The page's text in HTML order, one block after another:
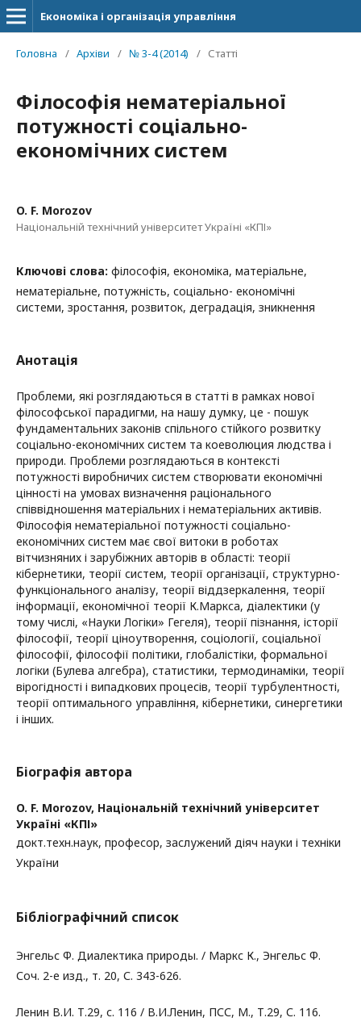
Економіка і організація управління
Головна / Архіви / № 3-4 (2014) / Статті
Філософія нематеріальної
потужності соціально-
економічних систем
O. F. Morozov
Національній технічний університет Україні «КПІ»
Ключові слова: філософія, економіка, матеріальне,
нематеріальне, потужність, соціально- економічні
системи, зростання, розвиток, деградація, зникнення
Анотація
Проблеми, які розглядаються в статті в рамках нової
філософської парадигми, на нашу думку, це - пошук
фундаментальних законів спільного стійкого розвитку
соціально-економічних систем та коеволюция людства і
природи. Проблеми розглядаються в контексті
потужності виробничих систем створювати економічні
цінності на умовах визначення раціонального
співвідношення матеріальних і нематеріальних активів.
Філософія нематеріальної потужності соціально-
економічних систем має свої витоки в роботах
вітчизняних і зарубіжних авторів в області: теорії
кібернетики, теорії систем, теорії організації, структурно-
функціонального аналізу, теорії віддзеркалення, теорії
інформації, економічної теорії К.Маркса, діалектики (у
тому числі, «Науки Логіки» Гегеля), теорії пізнання, історії
філософії, теорії ціноутворення, соціології, соціальної
філософії, філософії політики, глобалістіки, формальної
логіки (Булева алгебра), статистики, термодинаміки, теорії
вірогідності і випадкових процесів, теорії турбулентності,
теорії оптимального управління, кібернетики, синергетики
і інших.
Біографія автора
O. F. Morozov, Національній технічний університет
Україні «КПІ»
докт.техн.наук, професор, заслужений діяч науки і техніки
України
Бібліографічний список
Энгельс Ф. Диалектика природы. / Маркс К., Энгельс Ф.
Соч. 2-е изд., т. 20, С. 343-626.
Ленин В.И. Т.29, с. 116 / В.И.Ленин, ПСС, М., Т.29, С. 116.